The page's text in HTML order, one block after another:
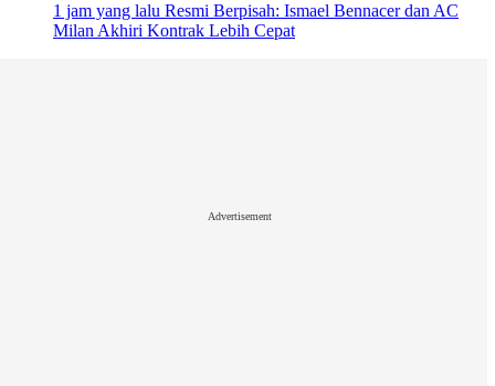
1 jam yang lalu Resmi Berpisah: Ismael Bennacer dan AC
Milan Akhiri Kontrak Lebih Cepat
Advertisement